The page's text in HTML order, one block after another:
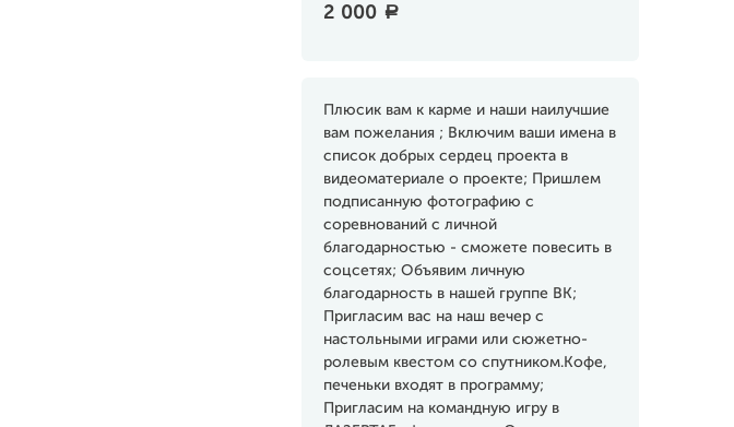
2 000 a
Плюсик вам к карме и наши наилучшие
вам пожелания ; Включим ваши имена в
список добрых сердец проекта в
видеоматериале о проекте; Пришлем
подписанную фотографию с
соревнований с личной
благодарностью - сможете повесить в
соцсетях; Объявим личную
благодарность в нашей группе ВК;
Пригласим вас на наш вечер с
настольными играми или сюжетно-
ролевым квестом со спутником.Кофе,
печеньки входят в программу;
Пригласим на командную игру в